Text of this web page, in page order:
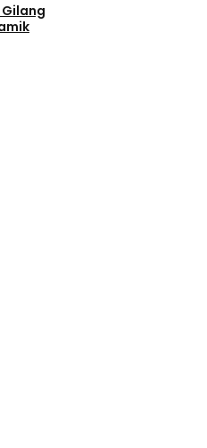
Gilang